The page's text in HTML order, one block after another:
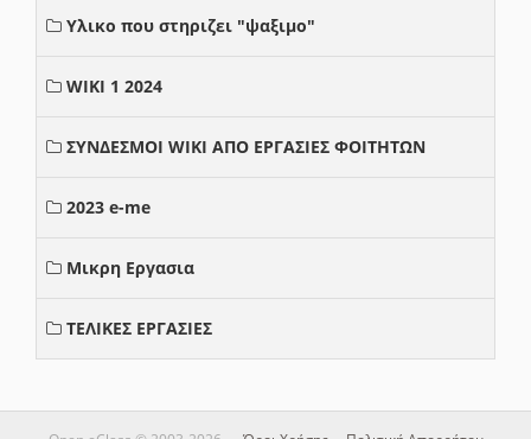
Υλικο που στηριζει "ψαξιμο"
WIKI 1 2024
ΣΥΝΔΕΣΜΟΙ WIKI ΑΠΟ ΕΡΓΑΣΙΕΣ ΦΟΙΤΗΤΩΝ
2023 e-me
Μικρη Εργασια
ΤΕΛΙΚΕΣ ΕΡΓΑΣΙΕΣ